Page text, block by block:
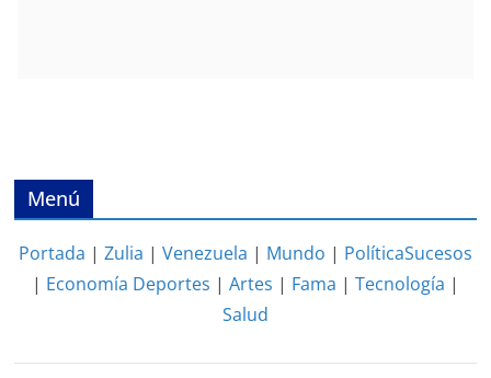
Menú
Portada | Zulia | Venezuela | Mundo | PolíticaSucesos
| Economía Deportes | Artes | Fama | Tecnología |
Salud